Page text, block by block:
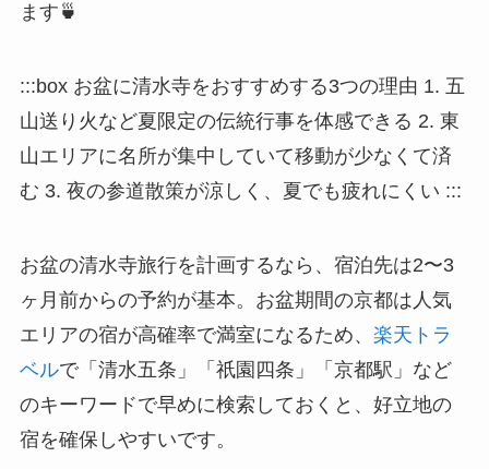
ます🍵
:::box お盆に清水寺をおすすめする3つの理由 1. 五
山送り火など夏限定の伝統行事を体感できる 2. 東
山エリアに名所が集中していて移動が少なくて済
む 3. 夜の参道散策が涼しく、夏でも疲れにくい :::
お盆の清水寺旅行を計画するなら、宿泊先は2〜3
ヶ月前からの予約が基本。お盆期間の京都は人気
エリアの宿が高確率で満室になるため、 楽天トラ
ベルで「清水五条」「祇園四条」「京都駅」など
のキーワードで早めに検索しておくと、好立地の
宿を確保しやすいです。